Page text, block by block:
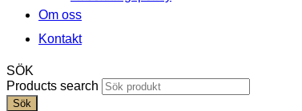
Om oss
Kontakt
SÖK
Products search
Sök